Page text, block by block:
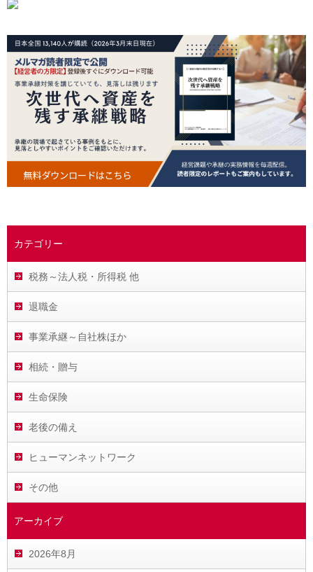
カテゴリー
税務～法人税・所得税 他
退職金
事業承継～自社株ほか
相続・贈与
生命保険
老後の備え
ヒューマンネットワーク
その他
アーカイブ
2026年8月